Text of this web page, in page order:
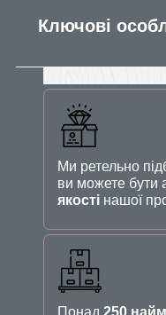
Ключові
Ми ретельно
ви можете бути
якості нашої